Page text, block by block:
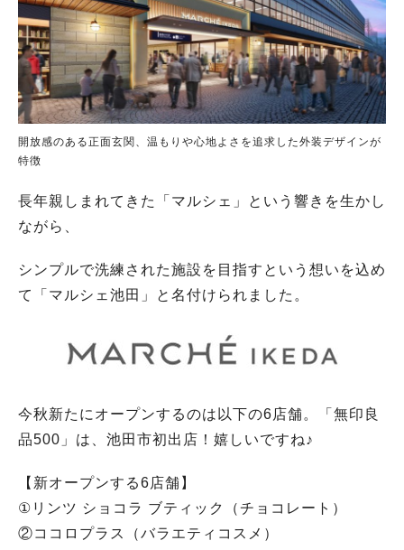
開放感のある正面玄関、温もりや心地よさを追求した外装デザインが
特徴
長年親しまれてきた「マルシェ」という響きを生かし
ながら、
シンプルで洗練された施設を目指すという想いを込め
て「マルシェ池田」と名付けられました。
今秋新たにオープンするのは以下の6店舗。「無印良
品500」は、池田市初出店！嬉しいですね♪
【新オープンする6店舗】
①リンツ ショコラ ブティック（チョコレート）
②ココロプラス（バラエティコスメ）